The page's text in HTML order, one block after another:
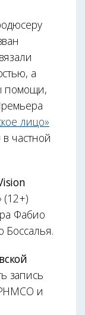
а
помощи,
лицо»
частной
(12+)
Фабио
Боссалья.
запись
и